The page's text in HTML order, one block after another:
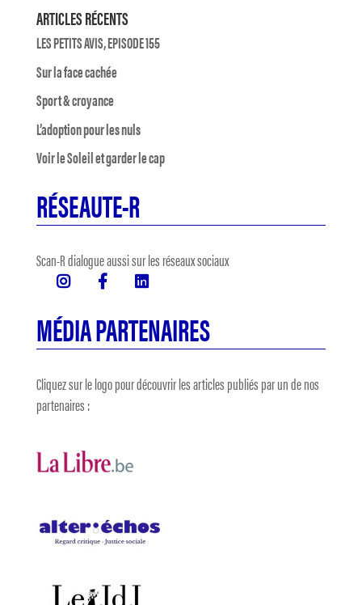
ARTICLES RÉCENTS
LES PETITS AVIS, EPISODE 155
Sur la face cachée
Sport & croyance
L’adoption pour les nuls
Voir le Soleil et garder le cap
RÉSEAUTE-R
Scan-R dialogue aussi sur les réseaux sociaux
MÉDIA PARTENAIRES
Cliquez sur le logo pour découvrir les articles publiés par un de nos
partenaires :